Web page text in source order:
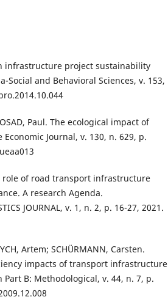
infrastructure project sustainability
Social and Behavioral Sciences, v. 153,
Paul. The ecological impact of
Journal, v. 130, n. 629, p.
role of road transport infrastructure
A research Agenda.
JOURNAL, v. 1, n. 2, p. 16-27, 2021.
Artem; SCHÜRMANN, Carsten.
impacts of transport infrastructure
B: Methodological, v. 44, n. 7, p.